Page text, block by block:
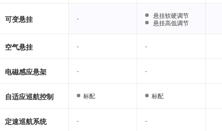
可变悬挂 -
悬挂软硬调节
悬挂高低调节
空气悬挂 - -
电磁感应悬架 - -
自适应巡航控制 标配 标配
定速巡航系统 - -
-
悬挂软硬调节
悬挂高低调节
- -
- -
标配 标配
- -